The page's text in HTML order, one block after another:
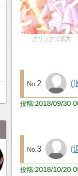
クリックで拡大
2 (
2018/09/30
3 (
2018/10/20